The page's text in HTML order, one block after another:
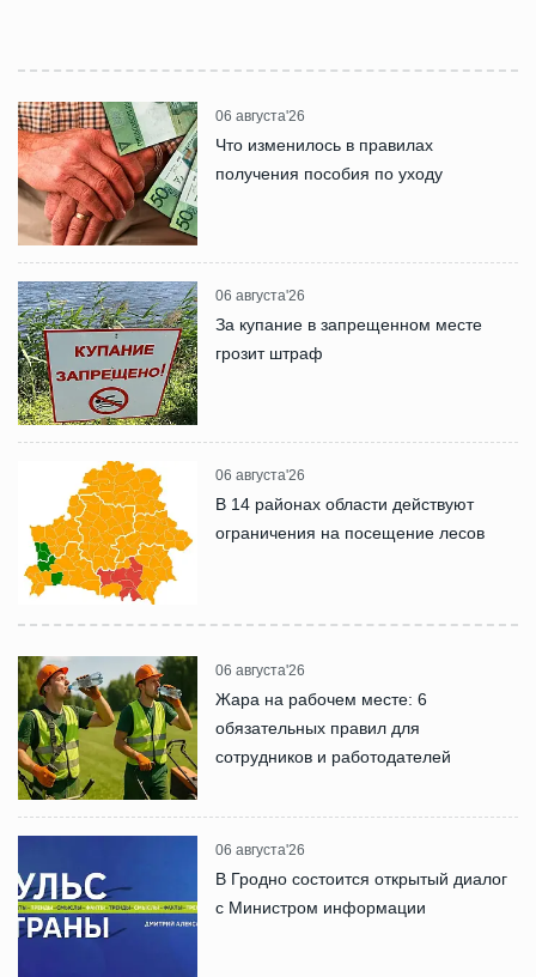
06 августа'26
Что изменилось в правилах
получения пособия по уходу
06 августа'26
За купание в запрещенном месте
грозит штраф
06 августа'26
В 14 районах области действуют
ограничения на посещение лесов
06 августа'26
Жара на рабочем месте: 6
обязательных правил для
сотрудников и работодателей
06 августа'26
В Гродно состоится открытый диалог
с Министром информации